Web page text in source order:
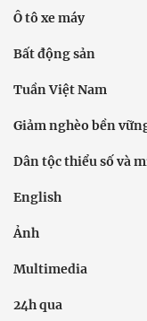
Ô tô xe máy
Bất động sản
Tuần Việt Nam
Giảm nghèo bền
Dân tộc thiểu số và
English
Ảnh
Multimedia
24h qua